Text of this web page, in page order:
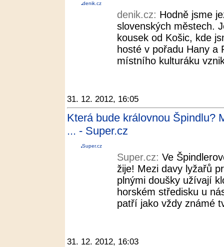
denik.cz
denik.cz: Hodně jsme
slovenských městech.
kousek od Košic, kde
hosté v pořadu Hany a
místního kulturáku
31. 12. 2012, 16:05
Která bude královnou Špindlu?
... - Super.cz
Super.cz
Super.cz: Ve
žije! Mezi davy lyžařů
plnými doušky užívají
horském středisku u
patří jako vždy známé
31. 12. 2012, 16:03